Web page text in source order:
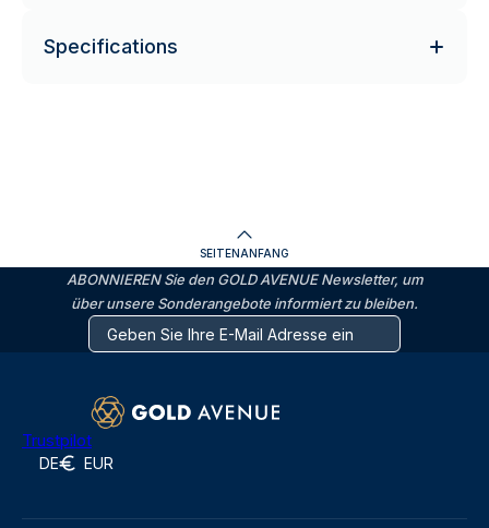
Specifications
SEITENANFANG
ABONNIEREN Sie den GOLD AVENUE Newsletter, um
über unsere Sonderangebote informiert zu bleiben.
Trustpilot
DE EUR